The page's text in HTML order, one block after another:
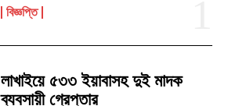
বিজ্ঞপ্তি
লাখাইয়ে ৫৩৩ ইয়াবাসহ দুই মাদক
ব্যবসায়ী গ্রেপ্তার